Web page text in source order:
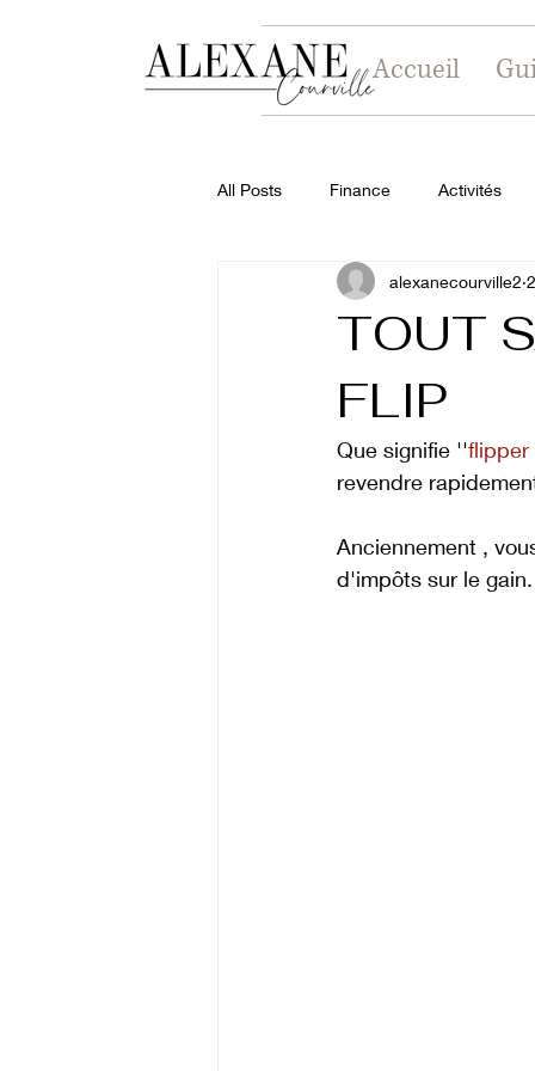
Accueil
All Posts Finance Activités
TOUT
FLIP
alexanecourville2
Que signifie ''flipper
revendre
Anciennement ,
d'impôts sur le